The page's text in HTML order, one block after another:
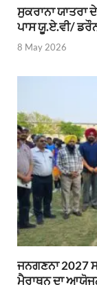
ਸੁਕਰਾਨਾ
ਪਾਸ ਯੂ.ਏ.ਵੀ/
8 May 2026
ਜਨਗਣਨਾ 2027
ਮੈਰਾਥਨ ਦਾ